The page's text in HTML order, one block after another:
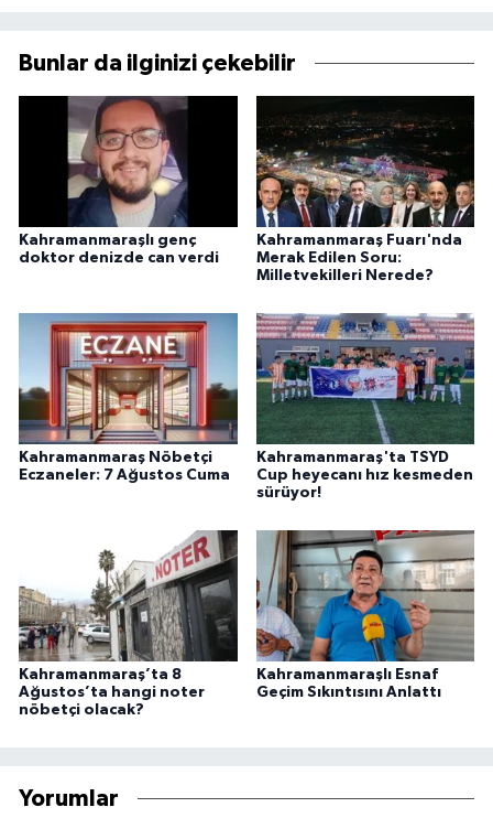
Bunlar da ilginizi çekebilir
Kahramanmaraşlı genç
doktor denizde can verdi
Kahramanmaraş Fuarı'nda
Merak Edilen Soru:
Milletvekilleri Nerede?
Kahramanmaraş Nöbetçi
Eczaneler: 7 Ağustos Cuma
Kahramanmaraş'ta TSYD
Cup heyecanı hız kesmeden
sürüyor!
Kahramanmaraş’ta 8
Ağustos’ta hangi noter
nöbetçi olacak?
Kahramanmaraşlı Esnaf
Geçim Sıkıntısını Anlattı
Yorumlar